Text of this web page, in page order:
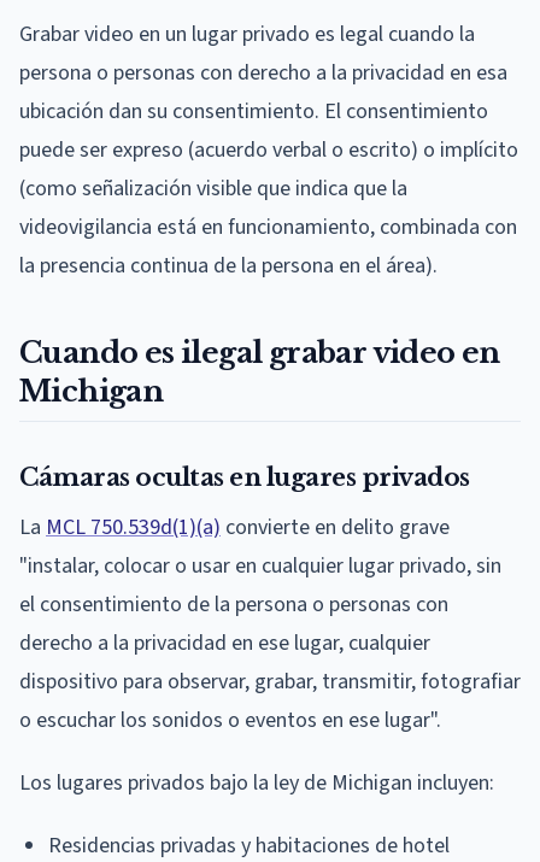
Grabar video en un lugar privado es legal cuando la
persona o personas con derecho a la privacidad en esa
ubicación dan su consentimiento. El consentimiento
puede ser expreso (acuerdo verbal o escrito) o implícito
(como señalización visible que indica que la
videovigilancia está en funcionamiento, combinada con
la presencia continua de la persona en el área).
Cuando es ilegal grabar video en
Michigan
Cámaras ocultas en lugares privados
La MCL 750.539d(1)(a) convierte en delito grave
"instalar, colocar o usar en cualquier lugar privado, sin
el consentimiento de la persona o personas con
derecho a la privacidad en ese lugar, cualquier
dispositivo para observar, grabar, transmitir, fotografiar
o escuchar los sonidos o eventos en ese lugar".
Los lugares privados bajo la ley de Michigan incluyen:
Residencias privadas y habitaciones de hotel